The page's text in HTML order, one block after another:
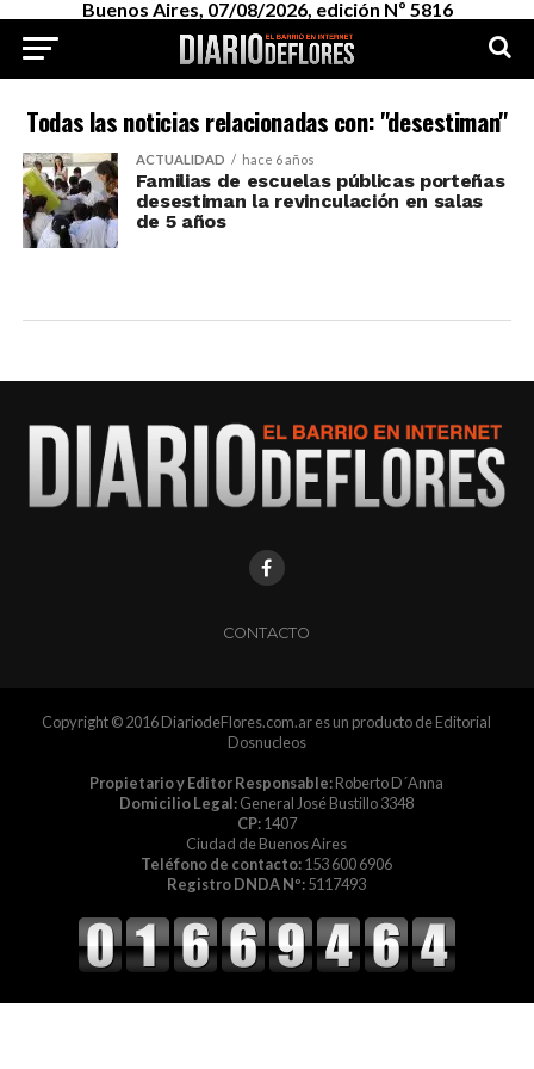
Buenos Aires, 07/08/2026, edición Nº 5816
Todas las noticias relacionadas con: "desestiman"
ACTUALIDAD hace 6 años
Familias de escuelas públicas porteñas
desestiman la revinculación en salas
de 5 años
CONTACTO
Copyright © 2016 DiariodeFlores.com.ar es un producto de Editorial
Dosnucleos
Propietario y Editor Responsable:Roberto D´Anna
Domicilio Legal:General José Bustillo 3348
CP:1407
Ciudad de Buenos Aires
Teléfono de contacto:153 600 6906
Registro DNDA Nº:5117493